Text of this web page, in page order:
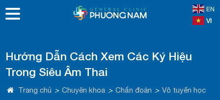
EN
VI
Hướng Dẫn Cách Xem Các Ký Hiệu
Trong Siêu Âm Thai
Trang chủ > Chuyên khoa > Chẩn đoán > Vô tuyến học